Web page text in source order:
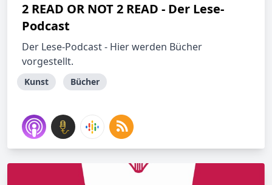
2 READ OR NOT 2 READ - Der Lese-
Podcast
Der Lese-Podcast - Hier werden Bücher
vorgestellt.
Kunst Bücher